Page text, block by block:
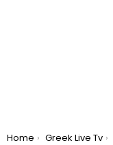
You are here:
Home Greek Live Tv